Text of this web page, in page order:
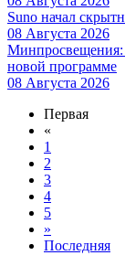
Suno начал
08 Августа 2026
Минпросвещения:
новой программе
08 Августа 2026
Первая
«
1
2
3
4
5
»
Последняя